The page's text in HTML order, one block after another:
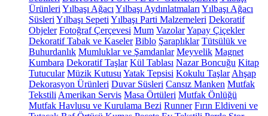
Ürünleri Yılbaşı Ağacı Yılbaşı Aydınlatmaları Yılbaşı Ağacı
Süsleri Yılbaşı Sepeti Yılbaşı Parti Malzemeleri Dekoratif
Objeler Fotoğraf Çerçevesi Mum VazolarYapay Çiçekler
Dekoratif Tabak ve Kaseler Biblo Şaraplıklar Tütsülük ve
Buhurdanlık Mumluklar ve Şamdanlar Meyvelik Magnet
Kumbara Dekoratif Taşlar Kül Tablası Nazar Boncuğu Kitap
Tutucular Müzik Kutusu Yatak Tepsisi Kokulu Taşlar Ahşap
Dekorasyon Ürünleri Duvar Süsleri Cansız Manken Mutfak
Tekstili Amerikan Servis Masa Örtüleri Mutfak Önlüğü
Mutfak Havlusu ve Kurulama Bezi Runner Fırın Eldiveni ve